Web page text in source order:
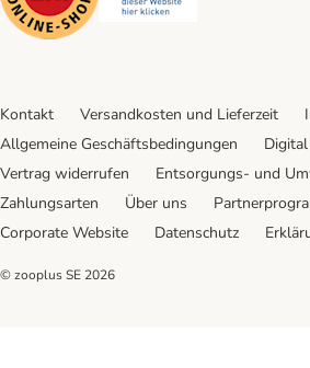
Kontakt Versandkosten und Lieferzeit
Allgemeine Geschäftsbedingungen
Vertrag widerrufen
Entsorgungs- und
Zahlungsarten
Über uns
Corporate Website
Datenschutz
© zooplus SE 2026